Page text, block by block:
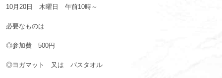
10月20日 木曜日 午前10時～
必要なものは
◎参加費 500円
◎ヨガマット 又は バスタオル